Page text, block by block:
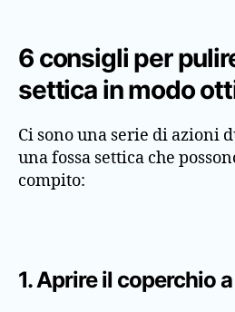
6 consigli per
settica in modo
Ci sono una serie di azioni
una fossa settica che
compito:
1. Aprire il coperchio